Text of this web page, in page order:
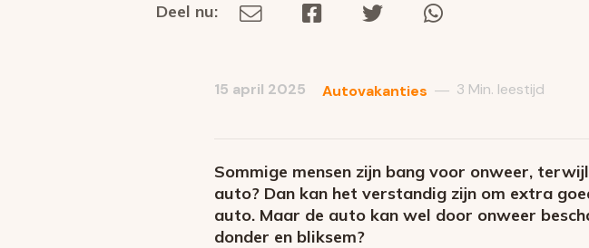
Deel
Deel nu:
mail
15 april 2025 Autovakanties — 3 Min. leestijd
Sommige mensen zijn bang voor onweer,
auto? Dan kan het verstandig zijn om extra
auto. Maar de auto kan wel door onweer
donder en bliksem?